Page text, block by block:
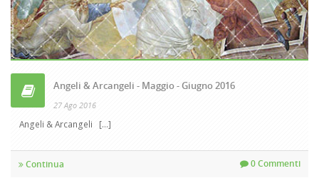
Angeli & Arcangeli - Maggio - Giugno 2016
27 Ago 2016
Angeli & Arcangeli [...]
Continua 0 Commenti